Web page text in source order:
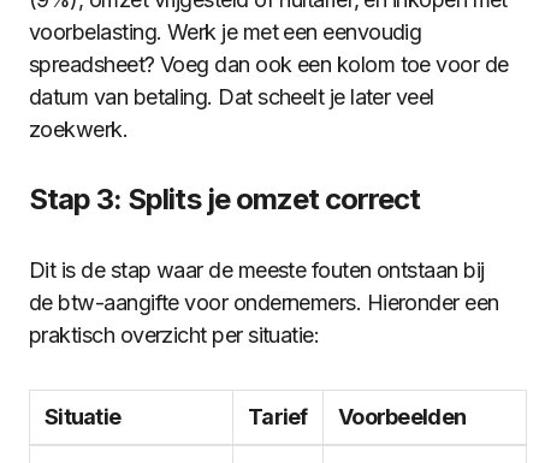
voorbelasting. Werk je met een eenvoudig
spreadsheet? Voeg dan ook een kolom toe voor de
datum van betaling. Dat scheelt je later veel
zoekwerk.
Stap 3: Splits je omzet correct
Dit is de stap waar de meeste fouten ontstaan bij
de btw-aangifte voor ondernemers. Hieronder een
praktisch overzicht per situatie:
Situatie Tarief Voorbeelden